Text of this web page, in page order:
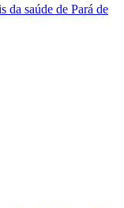
da saúde de Pará de